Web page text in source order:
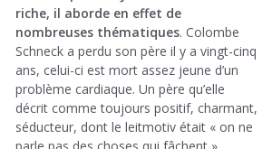
riche, il aborde en effet de
nombreuses thématiques. Colombe
Schneck a perdu son père il y a vingt-cinq
ans, celui-ci est mort assez jeune d’un
problème cardiaque. Un père qu’elle
décrit comme toujours positif, charmant,
séducteur, dont le leitmotiv était « on ne